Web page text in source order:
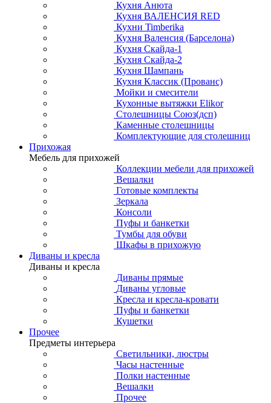
Кухня Анюта
Кухня ВАЛЕНСИЯ RED
Кухни Timberika
Кухня Валенсия (Барселона)
Кухня Скайда-1
Кухня Скайда-2
Кухня Шампань
Кухня Классик (Прованс)
Мойки и смесители
Кухонные вытяжки Elikor
Столешницы Союз(дсп)
Каменные столешницы
Комплектующие для столешниц
Прихожая
Мебель для прихожей
Коллекции мебели для прихожей
Вешалки
Готовые комплекты
Зеркала
Консоли
Пуфы и банкетки
Тумбы для обуви
Шкафы в прихожую
Диваны и кресла
Диваны и кресла
Диваны прямые
Диваны угловые
Кресла и кресла-кровати
Пуфы и банкетки
Кушетки
Прочее
Предметы интерьера
Светильники, люстры
Часы настенные
Полки настенные
Вешалки
Прочее